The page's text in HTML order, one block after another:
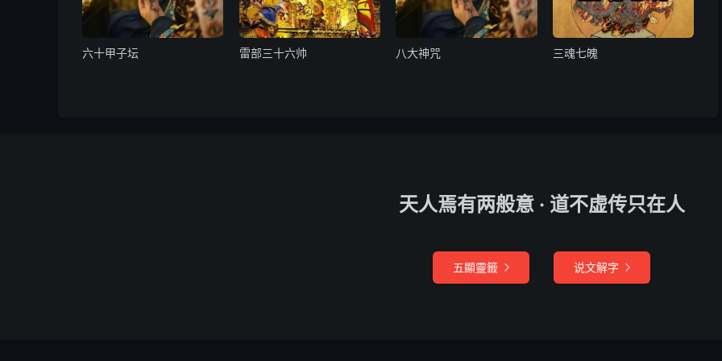
九天雷祖大帝，上清紫微碧玉宫太一大天帝，
六天洞渊大帝，
罪探愆，咸希大宥，开以自新。端祈摄循地纪，正顺天文。上消天灾，解日月星辰勃蚀飞变之厄；下禳地
令雷神，酆都地祇诸司官将，应时下降，督勒城隍里社，国册祀典，诸庙山川，公忠正直英烈神祇，一合巡
游世界，除搀抢贯索之威星，斩馘魔凶，扫杀气妖氛於境土。当使兵寝刑措，国泰民安。绝寇攘奸宄之余，
六十甲子坛 雷部三十六帅 八大神咒 三魂七魄
天人焉有两般意 · 道不虚传只在人
五顯靈籤  说文解字 